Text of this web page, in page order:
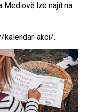
Medlově lze najít na
kalendar-akci/.